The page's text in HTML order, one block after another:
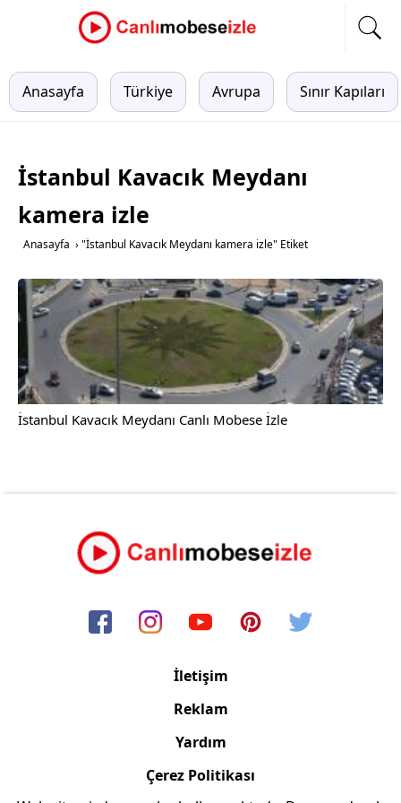
Anasayfa Türkiye Avrupa Sınır Kapıları
İstanbul Kavacık Meydanı
kamera izle
Anasayfa › "İstanbul Kavacık Meydanı kamera izle" Etiket
İstanbul Kavacık Meydanı Canlı Mobese İzle
İletişim
Reklam
Yardım
Çerez Politikası